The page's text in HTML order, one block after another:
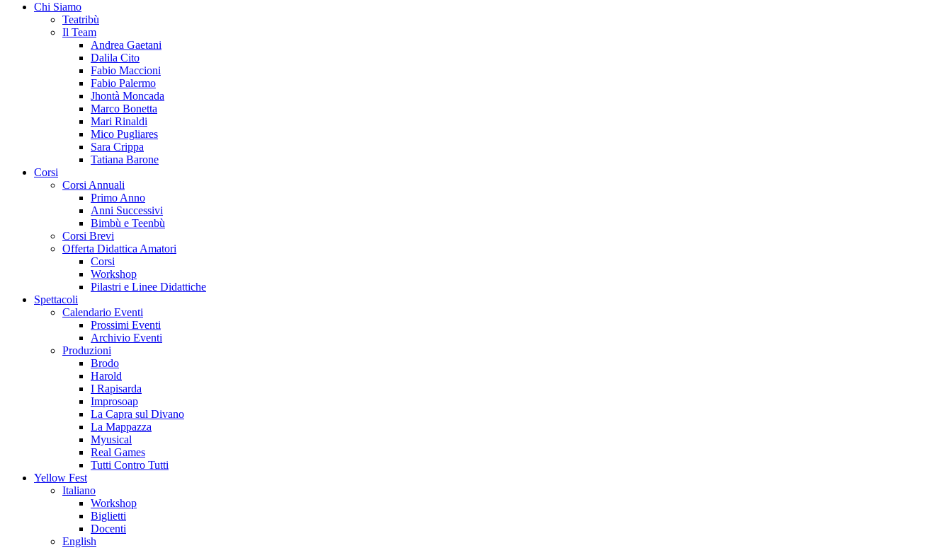
Chi Siamo
Teatribù
Il Team
Andrea Gaetani
Dalila Cito
Fabio Maccioni
Fabio Palermo
Jhontà Moncada
Marco Bonetta
Mari Rinaldi
Mico Pugliares
Sara Crippa
Tatiana Barone
Corsi
Corsi Annuali
Primo Anno
Anni Successivi
Bimbù e Teenbù
Corsi Brevi
Offerta Didattica Amatori
Corsi
Workshop
Pilastri e Linee Didattiche
Spettacoli
Calendario Eventi
Prossimi Eventi
Archivio Eventi
Produzioni
Brodo
Harold
I Rapisarda
Improsoap
La Capra sul Divano
La Mappazza
Myusical
Real Games
Tutti Contro Tutti
Yellow Fest
Italiano
Workshop
Biglietti
Docenti
English